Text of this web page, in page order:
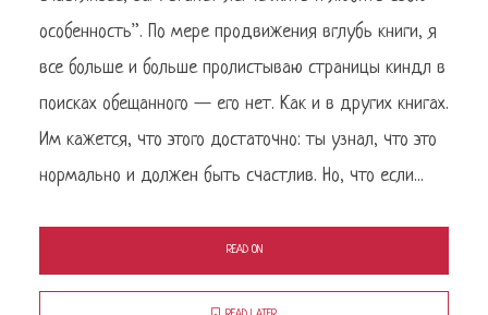
особенность”. По мере продвижения вглубь книги, я
все больше и больше пролистываю страницы киндл в
поисках обещанного — его нет. Как и в других книгах.
Им кажется, что этого достаточно: ты узнал, что это
нормально и должен быть счастлив. Но, что если...
READ ON